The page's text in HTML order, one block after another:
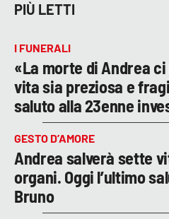
PIÙ LETTI
I FUNERALI
«La morte di Andrea
vita sia preziosa e
saluto alla 23enne
GESTO D’AMORE
Andrea salverà sette
organi. Oggi l’ultimo
Bruno